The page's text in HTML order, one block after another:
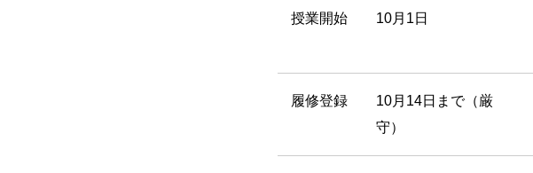
授業開始 10月1日
履修登録
10月14日まで（厳
守）